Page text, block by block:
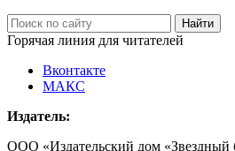
Горячая линия для читателей
Вконтакте
МАКС
Издатель:
ООО «Издательский дом «Звездный